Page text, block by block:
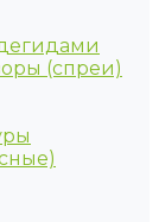
(спреи)